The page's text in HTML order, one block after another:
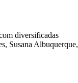
diversificadas
Susana Albuquerque,